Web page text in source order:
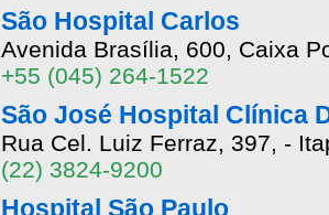
São Hospital Carlos
Avenida Brasília, 600, Caixa
+55 (045) 264-1522
São José Hospital Clínica
Rua Cel. Luiz Ferraz, 397, -
(22) 3824-9200
Hospital São Paulo